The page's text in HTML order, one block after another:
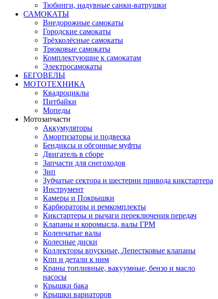
Тюбинги, надувные санки-ватрушки
САМОКАТЫ
Внедорожные самокаты
Городские самокаты
Трёхколёсные самокаты
Трюковые самокаты
Комплектующие к самокатам
Электросамокаты
БЕГОВЕЛЫ
МОТОТЕХНИКА
Квадроциклы
Питбайки
Мопеды
Мотозапчасти
Аккумуляторы
Амортизаторы и подвеска
Бендиксы и обгонные муфты
Двигатель в сборе
Запчасти для снегоходов
Зип
Зубчатые сектора и шестерни привода кикстартера
Инструмент
Камеры и Покрышки
Карбюраторы и ремкомплекты
Кикстартеры и рычаги переключения передач
Клапаны и коромысла, валы ГРМ
Коленчатые валы
Колесные диски
Коллекторы впускные, Лепестковые клапаны
Кпп и детали к ним
Краны топливные, вакуумные, бензо и масло
насосы
Крышки бака
Крышки вариаторов